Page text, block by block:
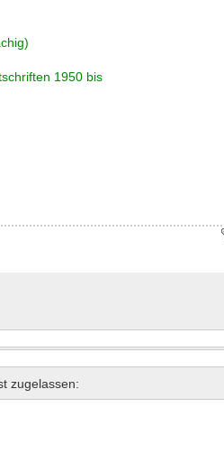
1950 bis
zugelassen: